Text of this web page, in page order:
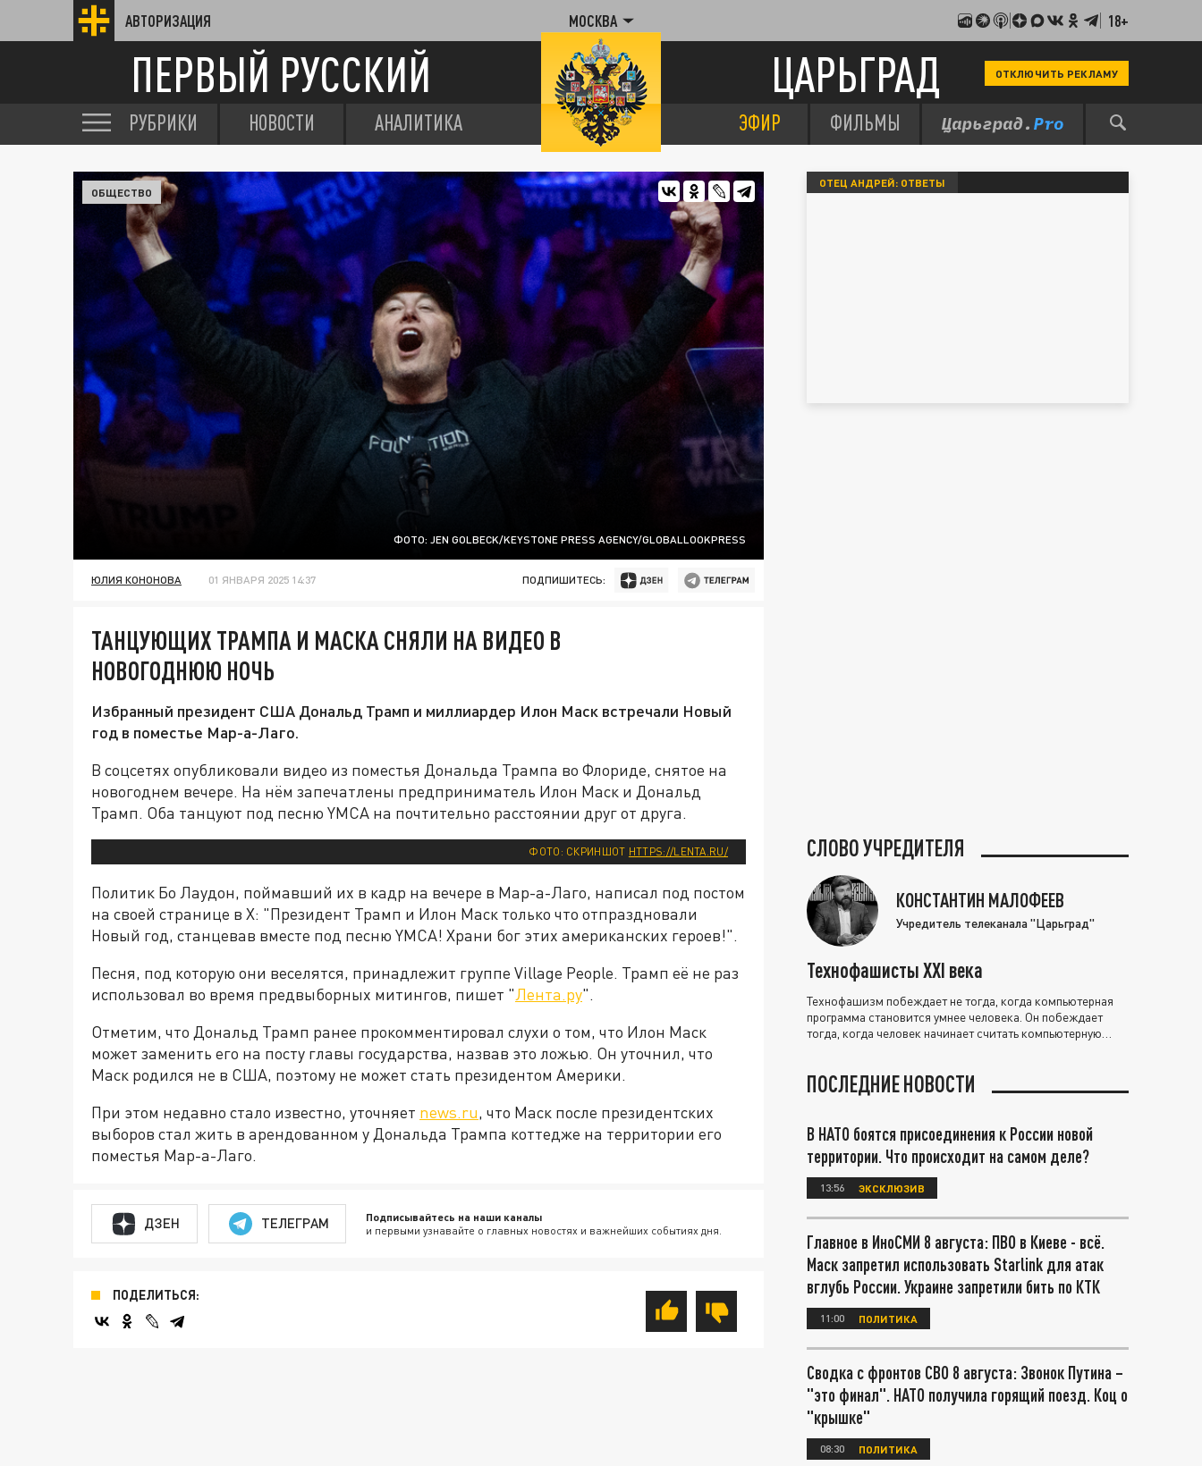
АВТОРИЗАЦИЯ МОСКВА 18+
ПЕРВЫЙ РУССКИЙ ЦАРЬГРАД ОТКЛЮЧИТЬ РЕКЛАМУ
РУБРИКИ НОВОСТИ АНАЛИТИКА ЭФИР ФИЛЬМЫ
ФОТО: JEN GOLBECK/KEYSTONE PRESS AGENCY/GLOBALLOOKPRESS
ОБЩЕСТВО
ЮЛИЯ КОНОНОВА 01 ЯНВАРЯ 2025 14:37 ПОДПИШИТЕСЬ:
ТАНЦУЮЩИХ ТРАМПА И МАСКА СНЯЛИ НА ВИДЕО В
НОВОГОДНЮЮ НОЧЬ
Избранный президент США Дональд Трамп и миллиардер Илон Маск встречали Новый
год в поместье Мар-а-Лаго.
В соцсетях опубликовали видео из поместья Дональда Трампа во Флориде, снятое на
новогоднем вечере. На нём запечатлены предприниматель Илон Маск и Дональд
Трамп. Оба танцуют под песню YMCA на почтительно расстоянии друг от друга.
ФОТО: СКРИНШОТ HTTPS://LENTA.RU/
Политик Бо Лаудон, поймавший их в кадр на вечере в Мар-а-Лаго, написал под постом
на своей странице в X: "Президент Трамп и Илон Маск только что отпраздновали
Новый год, станцевав вместе под песню YMCA! Храни бог этих американских героев!".
Песня, под которую они веселятся, принадлежит группе Village People. Трамп её не раз
использовал во время предвыборных митингов, пишет "Лента.ру".
Отметим, что Дональд Трамп ранее прокомментировал слухи о том, что Илон Маск
может заменить его на посту главы государства, назвав это ложью. Он уточнил, что
Маск родился не в США, поэтому не может стать президентом Америки.
При этом недавно стало известно, уточняет news.ru, что Маск после президентских
выборов стал жить в арендованном у Дональда Трампа коттедже на территории его
поместья Мар-а-Лаго.
ДЗЕН ТЕЛЕГРАМ Подписывайтесь на наши каналы
и первыми узнавайте о главных новостях и важнейших событиях дня.
ПОДЕЛИТЬСЯ:
ОТЕЦ АНДРЕЙ: ОТВЕТЫ
СЛОВО УЧРЕДИТЕЛЯ
КОНСТАНТИН МАЛОФЕЕВ
Учредитель телеканала "Царьград"
Технофашисты XXI века
Технофашизм побеждает не тогда, когда компьютерная
программа становится умнее человека. Он побеждает
тогда, когда человек начинает считать компьютерную
ПОСЛЕДНИЕ НОВОСТИ
В НАТО боятся присоединения к России новой
территории. Что происходит на самом деле?
13:56 ЭКСКЛЮЗИВ
Главное в ИноСМИ 8 августа: ПВО в Киеве - всё.
Маск запретил использовать Starlink для атак
вглубь России. Украине запретили бить по КТК
11:00 ПОЛИТИКА
Сводка с фронтов СВО 8 августа: Звонок Путина –
"это финал". НАТО получила горящий поезд. Коц о
"крышке"
08:30 ПОЛИТИКА